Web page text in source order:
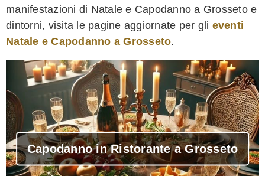
manifestazioni di Natale e Capodanno a Grosseto e
dintorni, visita le pagine aggiornate per gli eventi
Natale e Capodanno a Grosseto.
Capodanno in Ristorante a Grosseto